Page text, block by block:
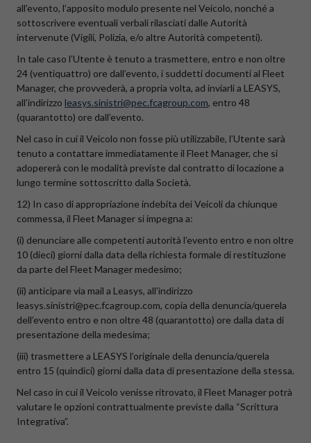
all’evento, l’apposito modulo presente nel Veicolo, nonché a
sottoscrivere eventuali verbali rilasciati dalle Autorità
intervenute (Vigili, Polizia, e/o altre Autorità competenti).
In tale caso l’Utente è tenuto a trasmettere, entro e non oltre
24 (ventiquattro) ore dall’evento, i suddetti documenti al Fleet
Manager, che provvederà, a propria volta, ad inviarli a LEASYS,
all’indirizzo leasys.sinistri@pec.fcagroup.com, entro 48
(quarantotto) ore dall’evento.
Nel caso in cui il Veicolo non fosse più utilizzabile, l’Utente sarà
tenuto a contattare immediatamente il Fleet Manager, che si
adopererà con le modalità previste dal contratto di locazione a
lungo termine sottoscritto dalla Società.
12) In caso di appropriazione indebita dei Veicoli da chiunque
commessa, il Fleet Manager si impegna a:
(i) denunciare alle competenti autorità l’evento entro e non oltre
10 (dieci) giorni dalla data della richiesta formale di restituzione
da parte del Fleet Manager medesimo;
(ii) anticipare via mail a Leasys, all’indirizzo
leasys.sinistri@pec.fcagroup.com, copia della denuncia/querela
dell’evento entro e non oltre 48 (quarantotto) ore dalla data di
presentazione della medesima;
(iii) trasmettere a LEASYS l’originale della denuncia/querela
entro 15 (quindici) giorni dalla data di presentazione della stessa.
Nel caso in cui il Veicolo venisse ritrovato, il Fleet Manager potrà
valutare le opzioni contrattualmente previste dalla “Scrittura
Integrativa”.